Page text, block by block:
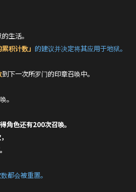
生活。
累积计数」的建议并决定将其应用于地狱。
到下一次所罗门的印章召唤中。
。
色还有200次召唤。
都会被重置。